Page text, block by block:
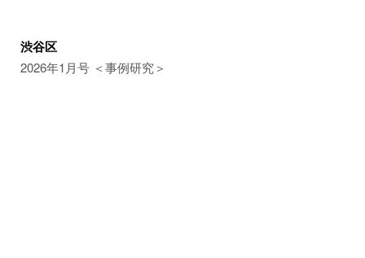
渋谷区
2026年1月号 ＜事例研究＞